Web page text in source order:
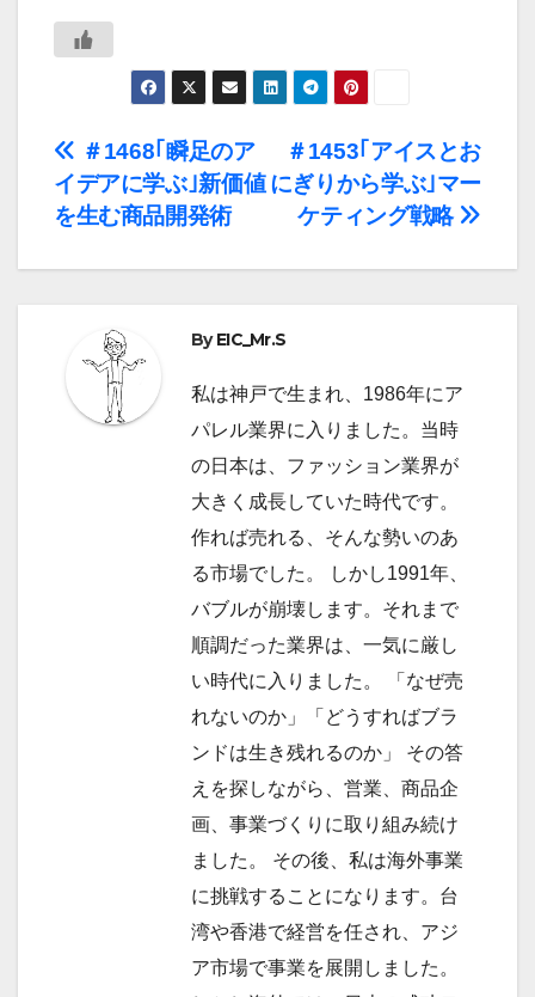
投
稿
ナ
ゲ
ー
＃1453｢アイスとお
にぎりから学ぶ｣マー
ケティング戦略
＃1468｢瞬足のア
イデアに学ぶ｣新価値
を生む商品開発術
ByEIC_Mr.S
私は神戸で生まれ、1986年にア
パレル業界に入りました。当時
の日本は、ファッション業界が
大きく成長していた時代です。
作れば売れる、そんな勢いのあ
る市場でした。 しかし1991年、
バブルが崩壊します。それまで
順調だった業界は、一気に厳し
い時代に入りました。 「なぜ売
れないのか」「どうすればブラ
ンドは生き残れるのか」 その答
えを探しながら、営業、商品企
画、事業づくりに取り組み続け
ました。 その後、私は海外事業
に挑戦することになります。台
湾や香港で経営を任され、アジ
ア市場で事業を展開しました。